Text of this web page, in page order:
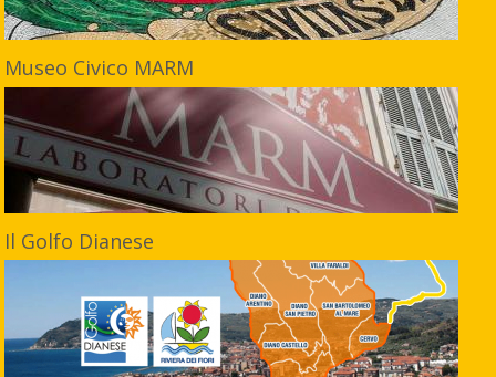
Museo Civico MARM
Il Golfo Dianese